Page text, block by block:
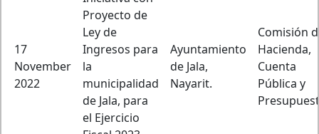
17
November
2022
Proyecto de
Ley de
Ingresos para
la
municipalidad
de Jala, para
el Ejercicio
Ayuntamiento
de Jala,
Nayarit.
Comisión
Hacienda,
Cuenta
Pública y